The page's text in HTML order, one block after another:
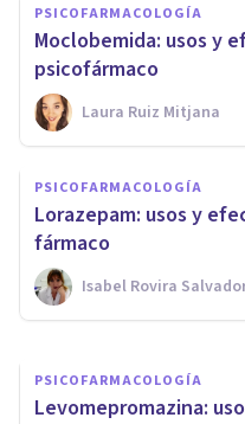
PSICOFARMACOLOGÍA
Moclobemida: usos y
psicofármaco
Laura Ruiz Mitjana
PSICOFARMACOLOGÍA
Lorazepam: usos y
fármaco
Isabel Rovira
Citalopram:
secundarios y
Isabel Rovira Salvador
PSICOFARMACOLOGÍA
Levomepromazina: